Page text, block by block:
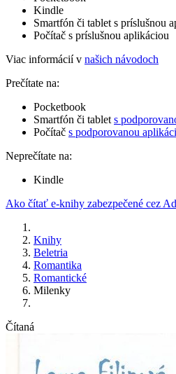
Kindle
Smartfón či tablet s príslušnou
Počítač s príslušnou aplikáciou
Viac informácií v našich návodoch
Prečítate na:
Pocketbook
Smartfón či tablet s
Počítač s podporovanou
Neprečítate na:
Kindle
Ako čítať e-knihy zabezpečené cez
Knihy
Beletria
Romantika
Romantické
Milenky
Čítaná